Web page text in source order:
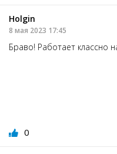
Holgin
8 мая 2023 17:45
Браво! Работает классно
0